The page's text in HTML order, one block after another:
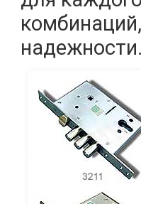
надежности.